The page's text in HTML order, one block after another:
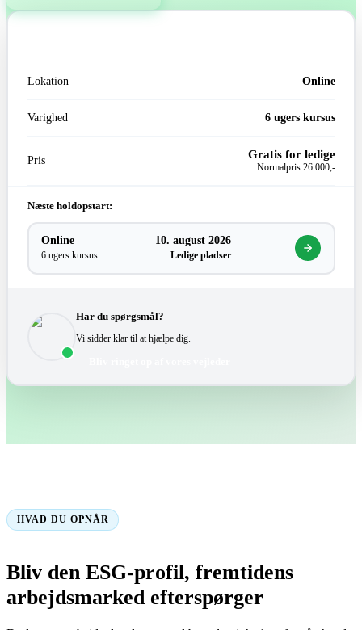
Lokation Online
Varighed 6 ugers kursus
Pris Gratis for ledige
Normalpris 26.000,-
Næste holdopstart:
Online
6 ugers kursus
10. august 2026
Ledige pladser
Har du spørgsmål?
Vi sidder klar til at hjælpe dig.
HVAD DU OPNÅR
Bliv den ESG-profil, fremtidens
arbejdsmarked efterspørger